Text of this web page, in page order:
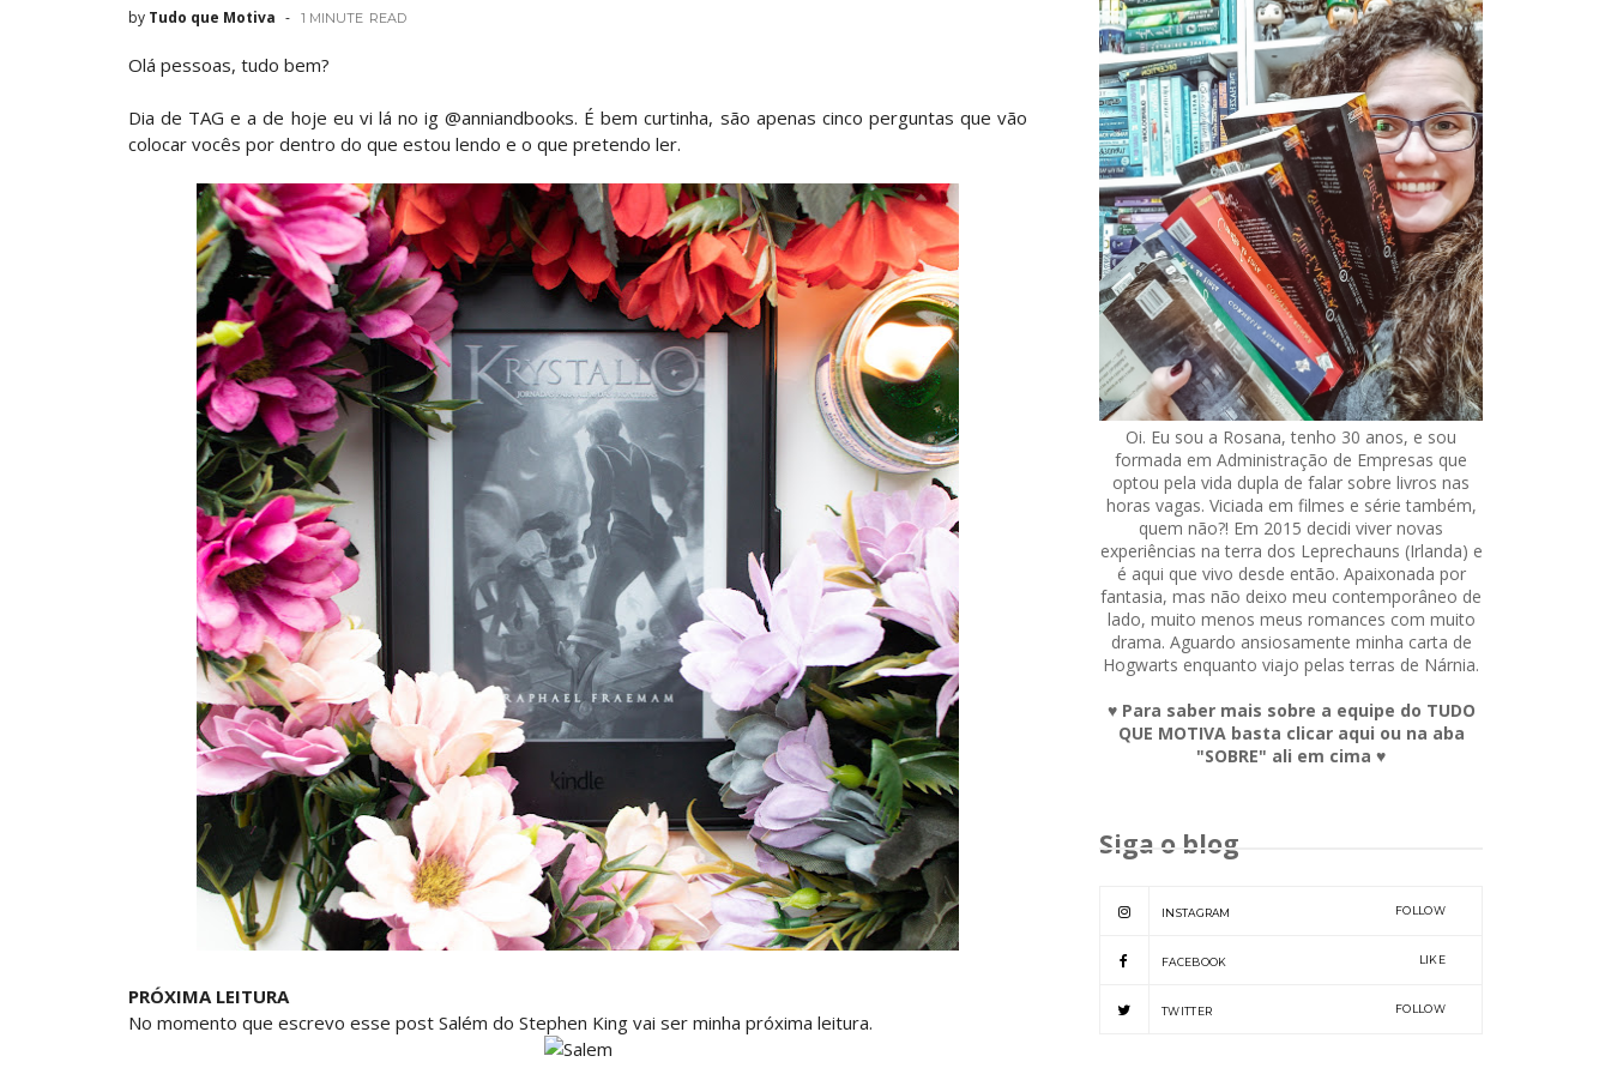
by Tudo que Motiva 1 MINUTE READ
Olá pessoas, tudo bem?
Dia de TAG e a de hoje eu vi lá no ig @anniandbooks. É bem curtinha, são apenas cinco perguntas que vão
colocar vocês por dentro do que estou lendo e o que pretendo ler.
PRÓXIMA LEITURA
No momento que escrevo esse post Salém do Stephen King vai ser minha próxima leitura.
Oi. Eu sou a Rosana, tenho 30 anos, e sou
formada em Administração de Empresas que
optou pela vida dupla de falar sobre livros nas
horas vagas. Viciada em filmes e série também,
quem não?! Em 2015 decidi viver novas
experiências na terra dos Leprechauns (Irlanda) e
é aqui que vivo desde então. Apaixonada por
fantasia, mas não deixo meu contemporâneo de
lado, muito menos meus romances com muito
drama. Aguardo ansiosamente minha carta de
Hogwarts enquanto viajo pelas terras de Nárnia.
♥ Para saber mais sobre a equipe do TUDO
QUE MOTIVA basta clicar aqui ou na aba
"SOBRE" ali em cima ♥
Siga o blog
INSTAGRAM FOLLOW
FACEBOOK LIKE
TWITTER FOLLOW